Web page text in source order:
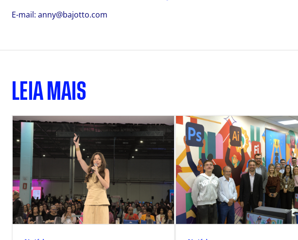
E-mail: anny@bajotto.com
LEIA MAIS